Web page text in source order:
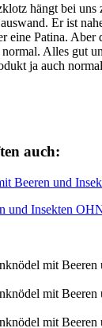
hängt bei uns
Er ist
eine Patina. Aber
Alles gut
ja auch
auch:
und Insekten